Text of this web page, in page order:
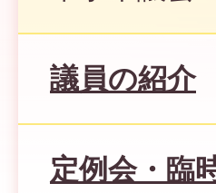
議員の紹介
定例会・臨